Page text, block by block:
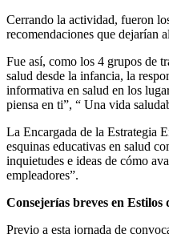
Cerrando la actividad, fueron
recomendaciones que dejarían
Fue así, como los 4 grupos de
salud desde la infancia, la
informativa en salud en los
piensa en ti”, “ Una vida
La Encargada de la Estrategia
esquinas educativas en salud
inquietudes e ideas de cómo
empleadores”.
Consejerías breves en Estilos
Previo a esta jornada de